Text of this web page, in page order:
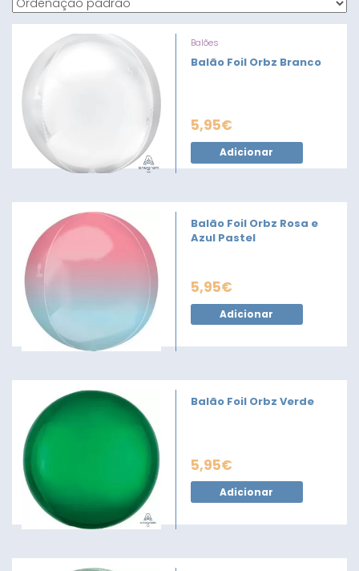
Balões
Balão Foil Orbz Branco
5,95€
Adicionar
Balão Foil Orbz Rosa e
Azul Pastel
5,95€
Adicionar
Balão Foil Orbz Verde
5,95€
Adicionar